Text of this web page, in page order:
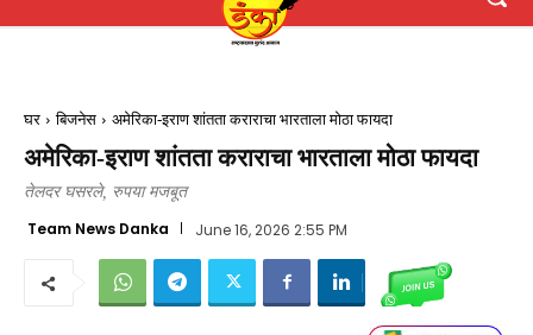
घर बिजनेस अमेरिका-इराण शांतता कराराचा भारताला मोठा फायदा
अमेरिका-इराण शांतता कराराचा भारताला मोठा फायदा
तेलदर घसरले, रुपया मजबूत
Team News Danka June 16, 2026 2:55 PM